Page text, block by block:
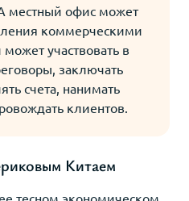
местный офис может
коммерческими
участвовать в
заключать
счета, нанимать
клиентов.
Китаем
тесном экономическом